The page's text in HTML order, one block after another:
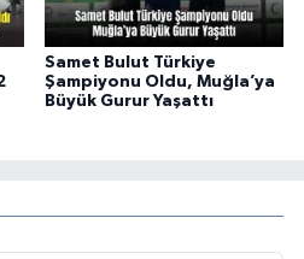
Samet Bulut Türkiye
Şampiyonu Oldu, Muğla’ya
Büyük Gurur Yaşattı